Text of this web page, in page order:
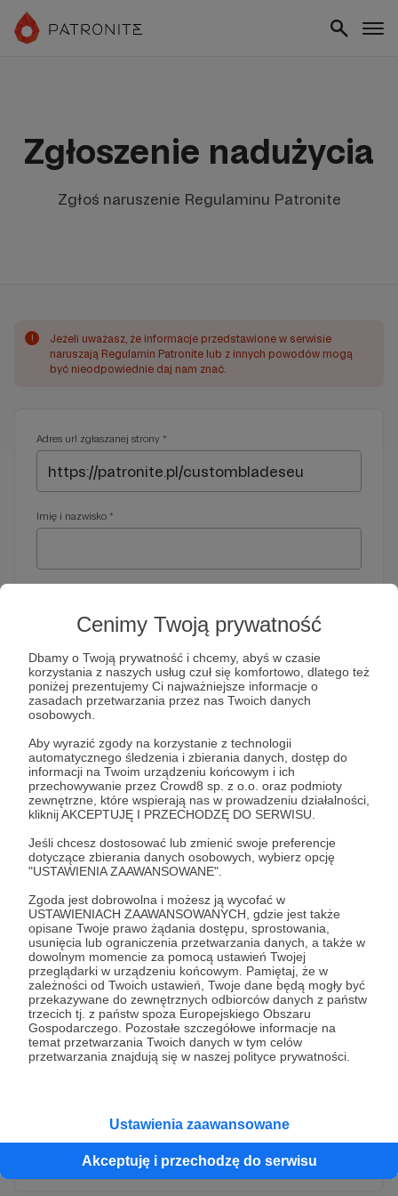
Cenimy Twoją prywatność
Dbamy o Twoją prywatność i chcemy, abyś w czasie
korzystania z naszych usług czuł się komfortowo, dlatego też
poniżej prezentujemy Ci najważniejsze informacje o
zasadach przetwarzania przez nas Twoich danych
osobowych.
Aby wyrazić zgody na korzystanie z technologii
automatycznego śledzenia i zbierania danych, dostęp do
informacji na Twoim urządzeniu końcowym i ich
przechowywanie przez Crowd8 sp. z o.o. oraz podmioty
zewnętrzne, które wspierają nas w prowadzeniu działalności,
kliknij AKCEPTUJĘ I PRZECHODZĘ DO SERWISU.
Jeśli chcesz dostosować lub zmienić swoje preferencje
dotyczące zbierania danych osobowych, wybierz opcję
"USTAWIENIA ZAAWANSOWANE".
Zgoda jest dobrowolna i możesz ją wycofać w
USTAWIENIACH ZAAWANSOWANYCH, gdzie jest także
opisane Twoje prawo żądania dostępu, sprostowania,
usunięcia lub ograniczenia przetwarzania danych, a także w
dowolnym momencie za pomocą ustawień Twojej
przeglądarki w urządzeniu końcowym. Pamiętaj, że w
zależności od Twoich ustawień, Twoje dane będą mogły być
przekazywane do zewnętrznych odbiorców danych z państw
trzecich tj. z państw spoza Europejskiego Obszaru
Gospodarczego. Pozostałe szczegółowe informacje na
temat przetwarzania Twoich danych w tym celów
przetwarzania znajdują się w naszej polityce prywatności.
Ustawienia zaawansowane
Akceptuję i przechodzę do serwisu
Zgłoszenie nadużycia
Zgłoś naruszenie Regulaminu Patronite
!
Jeżeli uważasz, że informacje przedstawione w serwisie
naruszają Regulamin Patronite lub z innych powodów mogą
być nieodpowiednie daj nam znać.
Adres url zgłaszanej strony *
Imię i nazwisko *
Telefon *
dodatkowe pytania
Treść wiadomości *
* Wyrażam zgodę na przetwarzanie moich danych
osobowych przez Patronite
Administratorem Twoich danych osobowych jest Crowd8 sp. z o.o.
z siedziba w Warszawie, ul. Żwirki i Wigury 16, 02-092 Warszawa.
Twoje dane osobowe będą przetwarzane w szczególności w celu
wykonania umowy zawartej z Tobą, w tym do umożliwienia
Gwarantujemy spełnienie wszystkich Twoich praw wynikających
z ogólnego rozporządzenia o ochronie danych, tj. prawo dostępu,
sprostowania oraz usunięcia Twoich danych, ograniczenia ich
rozwiń zgodę
Wyślij zgłoszenie